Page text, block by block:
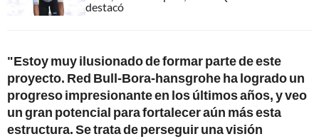
destacó
"Estoy muy ilusionado de formar parte de este
proyecto. Red Bull-Bora-hansgrohe ha logrado un
progreso impresionante en los últimos años, y veo
un gran potencial para fortalecer aún más esta
estructura. Se trata de perseguir una visión